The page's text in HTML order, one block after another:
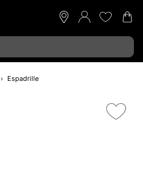
Espadrille